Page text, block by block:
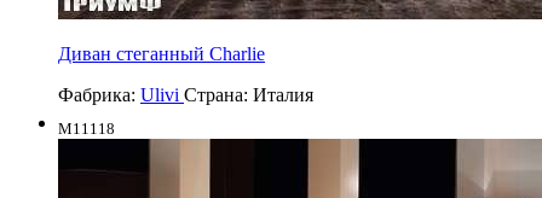
Диван стеганный Charlie
Фабрика: Ulivi Страна: Италия
M11118